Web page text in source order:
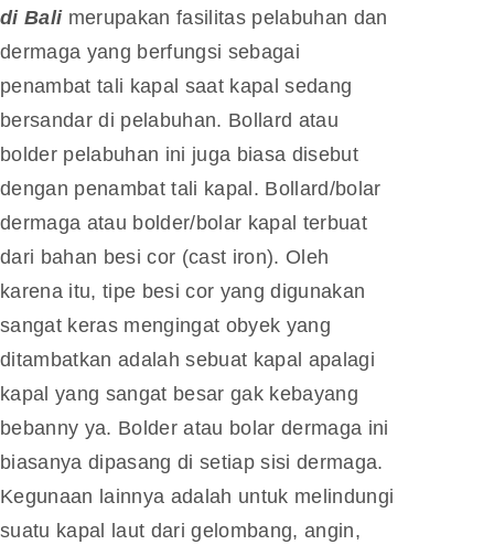
di Bali merupakan fasilitas pelabuhan dan
dermaga yang berfungsi sebagai
penambat tali kapal saat kapal sedang
bersandar di pelabuhan. Bollard atau
bolder pelabuhan ini juga biasa disebut
dengan penambat tali kapal. Bollard/bolar
dermaga atau bolder/bolar kapal terbuat
dari bahan besi cor (cast iron). Oleh
karena itu, tipe besi cor yang digunakan
sangat keras mengingat obyek yang
ditambatkan adalah sebuat kapal apalagi
kapal yang sangat besar gak kebayang
bebanny ya. Bolder atau bolar dermaga ini
biasanya dipasang di setiap sisi dermaga.
Kegunaan lainnya adalah untuk melindungi
suatu kapal laut dari gelombang, angin,